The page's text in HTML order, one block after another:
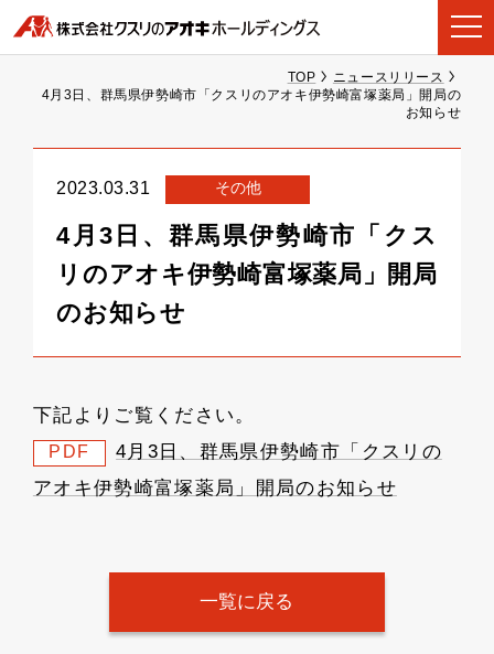
TOP
ニュースリリース
4月3日、群馬県伊勢崎市「クスリのアオキ伊勢崎富塚薬局」開局の
お知らせ
2023.03.31 その他
4月3日、群馬県伊勢崎市「クス
リのアオキ伊勢崎富塚薬局」開局
のお知らせ
下記よりご覧ください。
PDF
4月3日、群馬県伊勢崎市「クスリの
アオキ伊勢崎富塚薬局」開局のお知らせ
一覧に戻る